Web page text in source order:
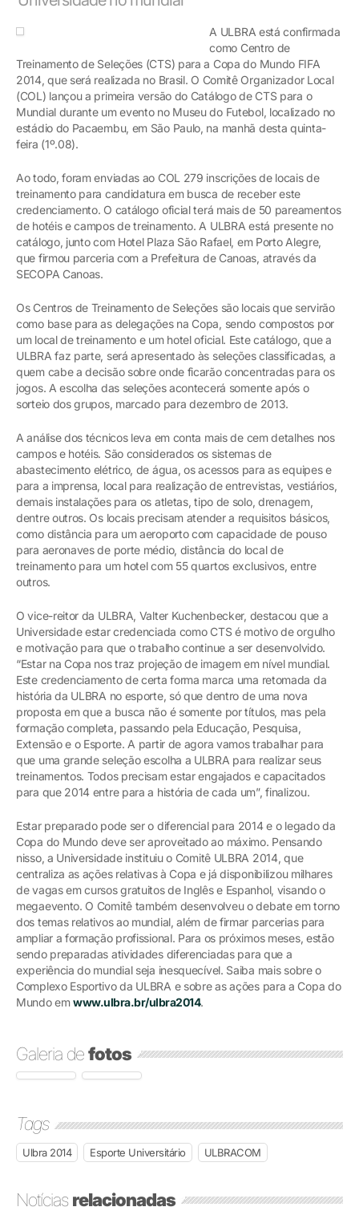
A ULBRA está confirmada
como Centro de
Treinamento de Seleções (CTS) para a Copa do Mundo FIFA
2014, que será realizada no Brasil. O Comitê Organizador Local
(COL) lançou a primeira versão do Catálogo de CTS para o
Mundial durante um evento no Museu do Futebol, localizado no
estádio do Pacaembu, em São Paulo, na manhã desta quinta-
feira (1º.08).
Ao todo, foram enviadas ao COL 279 inscrições de locais de
treinamento para candidatura em busca de receber este
credenciamento. O catálogo oficial terá mais de 50 pareamentos
de hotéis e campos de treinamento. A ULBRA está presente no
catálogo, junto com Hotel Plaza São Rafael, em Porto Alegre,
que firmou parceria com a Prefeitura de Canoas, através da
SECOPA Canoas.
Os Centros de Treinamento de Seleções são locais que servirão
como base para as delegações na Copa, sendo compostos por
um local de treinamento e um hotel oficial. Este catálogo, que a
ULBRA faz parte, será apresentado às seleções classificadas, a
quem cabe a decisão sobre onde ficarão concentradas para os
jogos. A escolha das seleções acontecerá somente após o
sorteio dos grupos, marcado para dezembro de 2013.
A análise dos técnicos leva em conta mais de cem detalhes nos
campos e hotéis. São considerados os sistemas de
abastecimento elétrico, de água, os acessos para as equipes e
para a imprensa, local para realização de entrevistas, vestiários,
demais instalações para os atletas, tipo de solo, drenagem,
dentre outros. Os locais precisam atender a requisitos básicos,
como distância para um aeroporto com capacidade de pouso
para aeronaves de porte médio, distância do local de
treinamento para um hotel com 55 quartos exclusivos, entre
outros.
O vice-reitor da ULBRA, Valter Kuchenbecker, destacou que a
Universidade estar credenciada como CTS é motivo de orgulho
e motivação para que o trabalho continue a ser desenvolvido.
“Estar na Copa nos traz projeção de imagem em nível mundial.
Este credenciamento de certa forma marca uma retomada da
história da ULBRA no esporte, só que dentro de uma nova
proposta em que a busca não é somente por títulos, mas pela
formação completa, passando pela Educação, Pesquisa,
Extensão e o Esporte. A partir de agora vamos trabalhar para
que uma grande seleção escolha a ULBRA para realizar seus
treinamentos. Todos precisam estar engajados e capacitados
para que 2014 entre para a história de cada um”, finalizou.
Estar preparado pode ser o diferencial para 2014 e o legado da
Copa do Mundo deve ser aproveitado ao máximo. Pensando
nisso, a Universidade instituiu o Comitê ULBRA 2014, que
centraliza as ações relativas à Copa e já disponibilizou milhares
de vagas em cursos gratuitos de Inglês e Espanhol, visando o
megaevento. O Comitê também desenvolveu o debate em torno
dos temas relativos ao mundial, além de firmar parcerias para
ampliar a formação profissional. Para os próximos meses, estão
sendo preparadas atividades diferenciadas para que a
experiência do mundial seja inesquecível. Saiba mais sobre o
Complexo Esportivo da ULBRA e sobre as ações para a Copa do
Mundo emwww.ulbra.br/ulbra2014.
Galeria defotos
Tags
Ulbra 2014 Esporte Universitário ULBRACOM
Notíciasrelacionadas